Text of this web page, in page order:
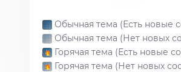
Обычная тема (Есть новые
Обычная тема (Нет новых
Горячая тема (Есть новые
Горячая тема (Нет новых